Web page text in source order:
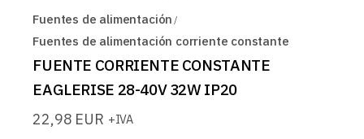
Fuentes de alimentación
Fuentes de alimentación corriente constante
FUENTE CORRIENTE CONSTANTE
EAGLERISE 28-40V 32W IP20
22,98 EUR +IVA